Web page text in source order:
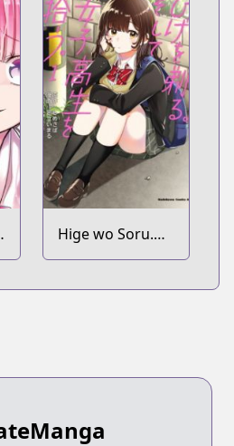
Hige wo Soru.
Soshite